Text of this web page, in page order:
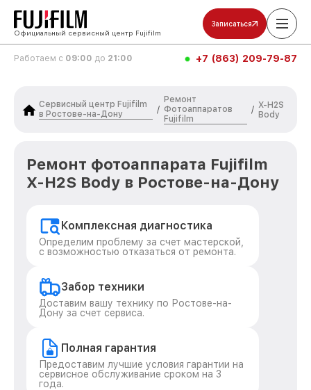
Официальный сервисный центр Fujifilm
Записаться
Работаем с 09:00 до 21:00 +7 (863) 209-79-87
Сервисный центр Fujifilm
в Ростове-на-Дону
/
Ремонт
Фотоаппаратов
Fujifilm
/ X-H2S
Body
Ремонт фотоаппарата Fujifilm
X-H2S Body в Ростове-на-Дону
Комплексная диагностика
Определим проблему за счет мастерской,
с возможностью отказаться от ремонта.
Забор техники
Доставим вашу технику по Ростове-на-
Дону за счет сервиса.
Полная гарантия
Предоставим лучшие условия гарантии на
сервисное обслуживание сроком на 3
года.